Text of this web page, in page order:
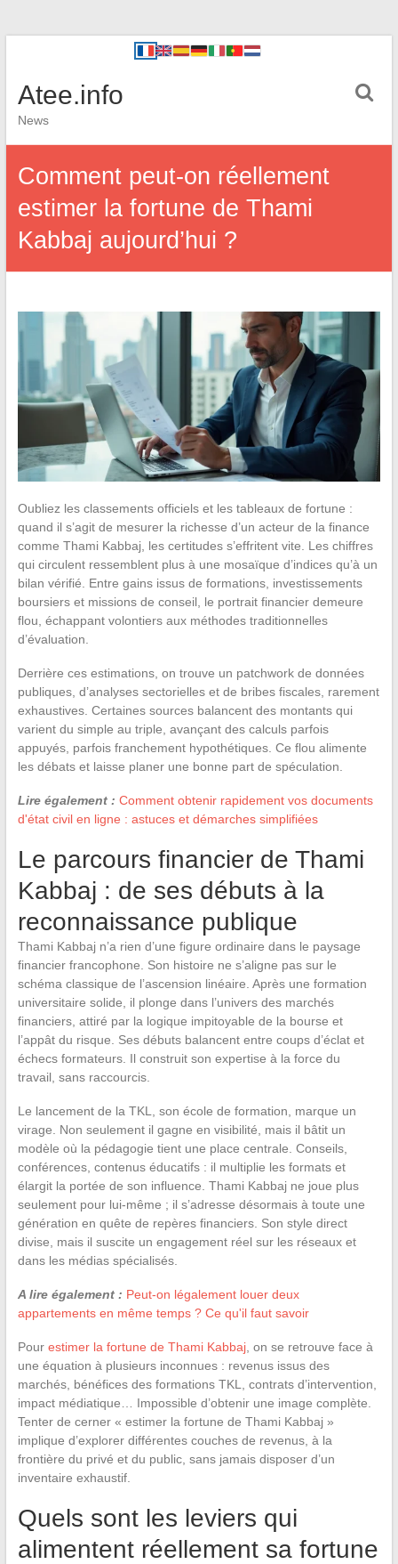
Atee.info
News
Comment peut-on réellement
estimer la fortune de Thami
Kabbaj aujourd’hui ?
Oubliez les classements officiels et les tableaux de fortune :
quand il s’agit de mesurer la richesse d’un acteur de la finance
comme Thami Kabbaj, les certitudes s’effritent vite. Les chiffres
qui circulent ressemblent plus à une mosaïque d’indices qu’à un
bilan vérifié. Entre gains issus de formations, investissements
boursiers et missions de conseil, le portrait financier demeure
flou, échappant volontiers aux méthodes traditionnelles
d’évaluation.
Derrière ces estimations, on trouve un patchwork de données
publiques, d’analyses sectorielles et de bribes fiscales, rarement
exhaustives. Certaines sources balancent des montants qui
varient du simple au triple, avançant des calculs parfois
appuyés, parfois franchement hypothétiques. Ce flou alimente
les débats et laisse planer une bonne part de spéculation.
Lire également : Comment obtenir rapidement vos documents
d'état civil en ligne : astuces et démarches simplifiées
Le parcours financier de Thami
Kabbaj : de ses débuts à la
reconnaissance publique
Thami Kabbaj n’a rien d’une figure ordinaire dans le paysage
financier francophone. Son histoire ne s’aligne pas sur le
schéma classique de l’ascension linéaire. Après une formation
universitaire solide, il plonge dans l’univers des marchés
financiers, attiré par la logique impitoyable de la bourse et
l’appât du risque. Ses débuts balancent entre coups d’éclat et
échecs formateurs. Il construit son expertise à la force du
travail, sans raccourcis.
Le lancement de la TKL, son école de formation, marque un
virage. Non seulement il gagne en visibilité, mais il bâtit un
modèle où la pédagogie tient une place centrale. Conseils,
conférences, contenus éducatifs : il multiplie les formats et
élargit la portée de son influence. Thami Kabbaj ne joue plus
seulement pour lui-même ; il s’adresse désormais à toute une
génération en quête de repères financiers. Son style direct
divise, mais il suscite un engagement réel sur les réseaux et
dans les médias spécialisés.
A lire également : Peut-on légalement louer deux
appartements en même temps ? Ce qu'il faut savoir
Pour estimer la fortune de Thami Kabbaj, on se retrouve face à
une équation à plusieurs inconnues : revenus issus des
marchés, bénéfices des formations TKL, contrats d’intervention,
impact médiatique… Impossible d’obtenir une image complète.
Tenter de cerner « estimer la fortune de Thami Kabbaj »
implique d’explorer différentes couches de revenus, à la
frontière du privé et du public, sans jamais disposer d’un
inventaire exhaustif.
Quels sont les leviers qui
alimentent réellement sa fortune